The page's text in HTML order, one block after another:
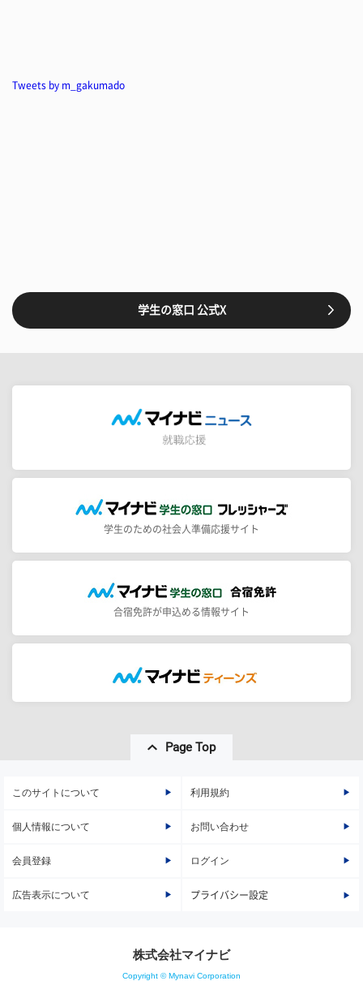
Tweets by m_gakumado
学生の窓口 公式X
学生のための社会人準備応援サイト
合宿免許が申込める情報サイト
Page Top
このサイトについて 利用規約
個人情報について お問い合わせ
会員登録 ログイン
広告表示について プライバシー設定
株式会社マイナビ
Copyright © Mynavi Corporation